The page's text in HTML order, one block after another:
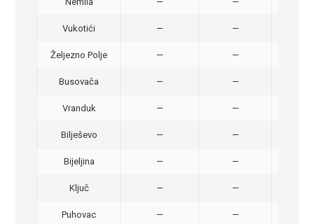
Vukotići — —
Željezno Polje — —
Busovača — —
Vranduk — —
Bilješevo — —
Bijeljina — —
Ključ — —
Puhovac — —